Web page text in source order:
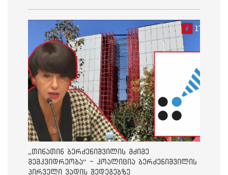
„თინათინ ბერძენიშვილის მძიმე
მემკვიდრეობა“ - კოალიცია ბერძენიშვილის
პირველი ვადის შედეგებზე